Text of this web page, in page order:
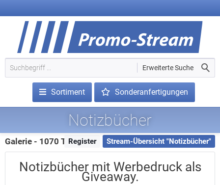
Sortiment Sonderanfertigungen
Erweiterte Suche
Notizbücher
Galerie - 1070 Treffer
Register Stream-Übersicht "Notizbücher"
Notizbücher mit Werbedruck als
Giveaway.